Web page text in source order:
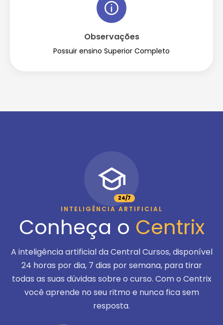
Observações
Possuir ensino Superior Completo
24/7
INTELIGÊNCIA ARTIFICIAL
Conheça o Centrix
A inteligência artificial da Central Cursos, disponível
24 horas por dia, 7 dias por semana, para tirar
todas as suas dúvidas sobre o curso. Com o Centrix
você aprende no seu ritmo e nunca fica sem
resposta.